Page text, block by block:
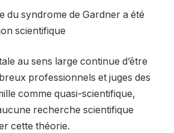
du syndrome de Gardner a été
scientifique
au sens large continue d’être
professionnels et juges des
comme quasi-scientifique,
recherche scientifique
cette théorie.